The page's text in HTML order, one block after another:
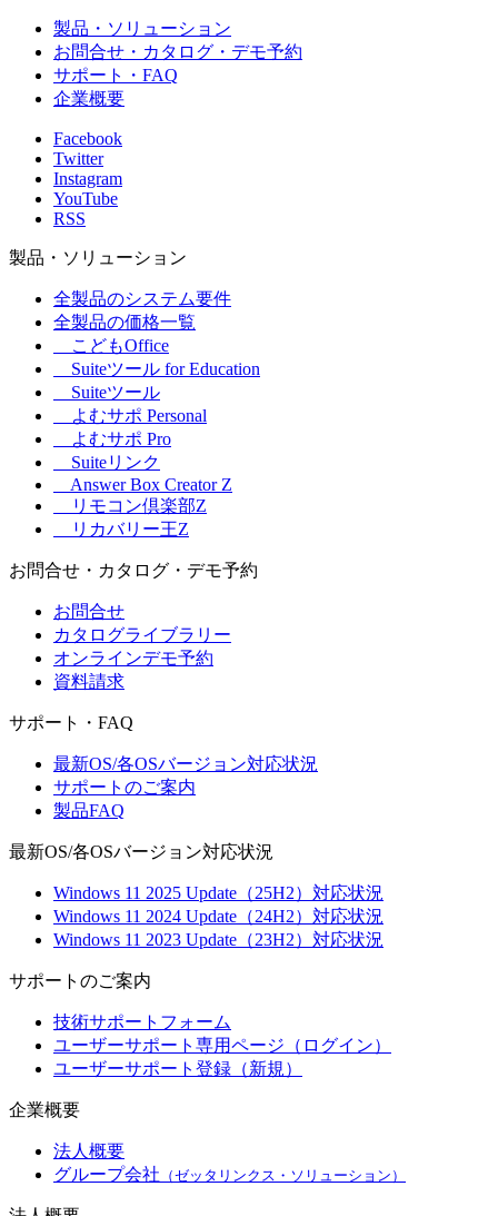
製品・ソリューション
お問合せ・カタログ・デモ予約
サポート・FAQ
企業概要
Facebook
Twitter
Instagram
YouTube
RSS
製品・ソリューション
全製品のシステム要件
全製品の価格一覧
こどもOffice
Suiteツール for Education
Suiteツール
よむサポ Personal
よむサポ Pro
Suiteリンク
Answer Box Creator Z
リモコン倶楽部Z
リカバリー王Z
お問合せ・カタログ・デモ予約
お問合せ
カタログライブラリー
オンラインデモ予約
資料請求
サポート・FAQ
最新OS/各OSバージョン対応状況
サポートのご案内
製品FAQ
最新OS/各OSバージョン対応状況
Windows 11 2025 Update（25H2）対応状況
Windows 11 2024 Update（24H2）対応状況
Windows 11 2023 Update（23H2）対応状況
サポートのご案内
技術サポートフォーム
ユーザーサポート専用ページ（ログイン）
ユーザーサポート登録（新規）
企業概要
法人概要
グループ会社 （ゼッタリンクス・ソリューション）